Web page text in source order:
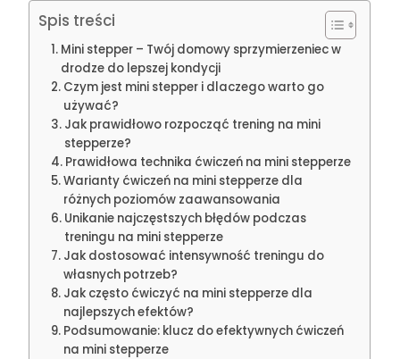
Spis treści
Mini stepper – Twój domowy sprzymierzeniec w
drodze do lepszej kondycji
Czym jest mini stepper i dlaczego warto go
używać?
Jak prawidłowo rozpocząć trening na mini
stepperze?
Prawidłowa technika ćwiczeń na mini stepperze
Warianty ćwiczeń na mini stepperze dla
różnych poziomów zaawansowania
Unikanie najczęstszych błędów podczas
treningu na mini stepperze
Jak dostosować intensywność treningu do
własnych potrzeb?
Jak często ćwiczyć na mini stepperze dla
najlepszych efektów?
Podsumowanie: klucz do efektywnych ćwiczeń
na mini stepperze